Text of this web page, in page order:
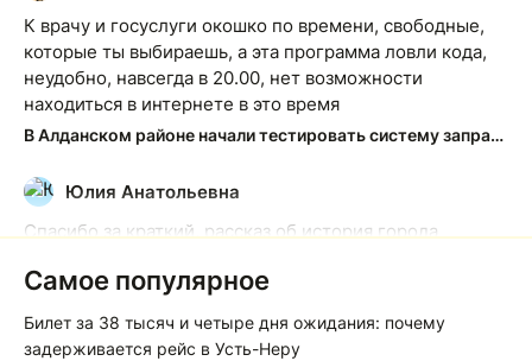
К врачу и госуслуги окошко по времени, свободные,
которые ты выбираешь, а эта программа ловли кода,
неудобно, навсегда в 20.00, нет возможности
находиться в интернете в это время
В Алданском районе начали тестировать систему заправки по QR-кодам
Ю
Юлия Анатольевна
Спасибо за краткий, рассказ об история города
Якутск сквозь века: от острога до столицы республики
К
Котя злой
Самое популярное
Билет за 38 тысяч и четыре дня ожидания: почему
задерживается рейс в Усть-Неру